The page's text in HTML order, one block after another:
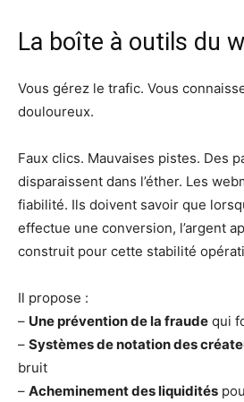
La boîte à outils du
Vous gérez le trafic. Vous
douloureux.
Faux clics. Mauvaises pistes. Des
disparaissent dans l’éther. Les
fiabilité. Ils doivent savoir que
effectue une conversion, l’argent
construit pour cette stabilité
Il propose :
– Une prévention de la fraude qui
– Systèmes de notation des
bruit
– Acheminement des liquidités